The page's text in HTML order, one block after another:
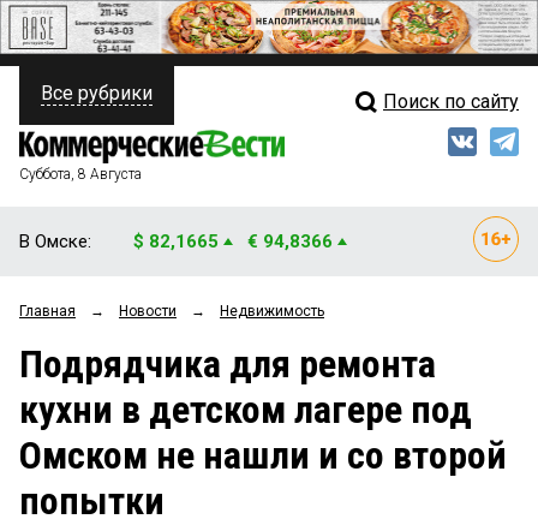
ПОЛИТИКА
ФИНАНСЫ
ОБЩЕСТВО
ЗАКОН
НОВОСТИ КОМПАНИЙ
Свежий выпуск
Мнения
Рейтинги
Блоги
Архив
Все рубрики Поиск по сайту
Суббота, 8 Августа
В Омске: $ 82,1665 € 94,8366
Главная → Новости → Недвижимость
Подрядчика для ремонта
кухни в детском лагере под
Омском не нашли и со второй
попытки